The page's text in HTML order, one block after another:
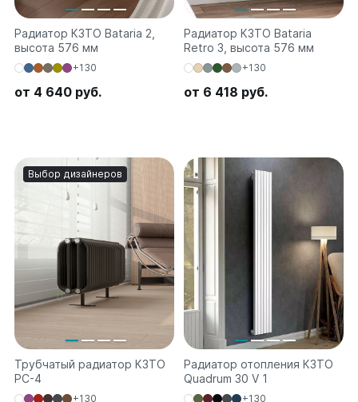
Радиатор КЗТО Bataria 2,
высота 576 мм
+130
от 4 640 руб.
Радиатор КЗТО Bataria
Retro 3, высота 576 мм
+130
от 6 418 руб.
Выбор дизайнеров
Трубчатый радиатор КЗТО
РС-4
+130
Радиатор отопления КЗТО
Quadrum 30 V 1
+130